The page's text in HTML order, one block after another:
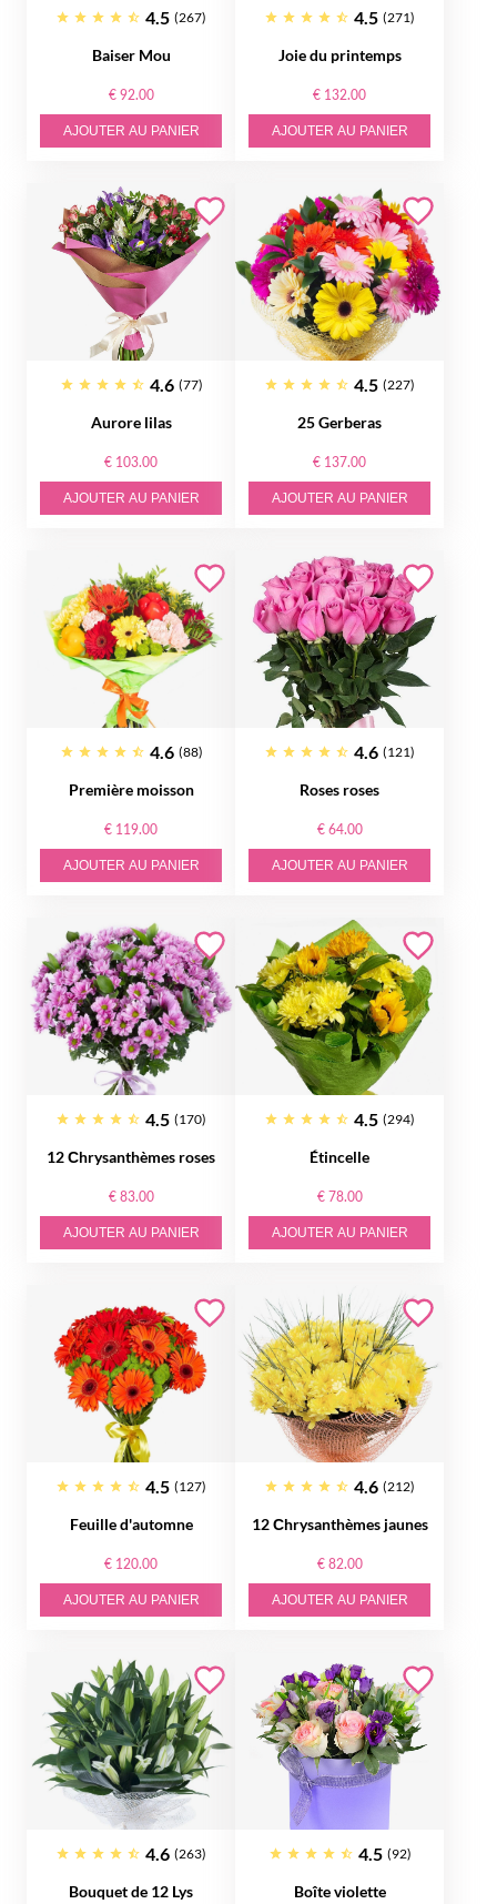
4.5 (267)
Baiser Mou
€ 92.00
AJOUTER AU PANIER
4.5 (271)
Joie du printemps
€ 132.00
AJOUTER AU PANIER
4.6 (77)
Aurore lilas
€ 103.00
AJOUTER AU PANIER
4.5 (227)
25 Gerberas
€ 137.00
AJOUTER AU PANIER
4.6 (88)
Première moisson
€ 119.00
AJOUTER AU PANIER
4.6 (121)
Roses roses
€ 64.00
AJOUTER AU PANIER
4.5 (170)
12 Сhrysanthèmes roses
€ 83.00
AJOUTER AU PANIER
4.5 (294)
Étincelle
€ 78.00
AJOUTER AU PANIER
4.5 (127)
Feuille d'automne
€ 120.00
AJOUTER AU PANIER
4.6 (212)
12 Сhrysanthèmes jaunes
€ 82.00
AJOUTER AU PANIER
4.6 (263)
Bouquet de 12 Lys
4.5 (92)
Boîte violette